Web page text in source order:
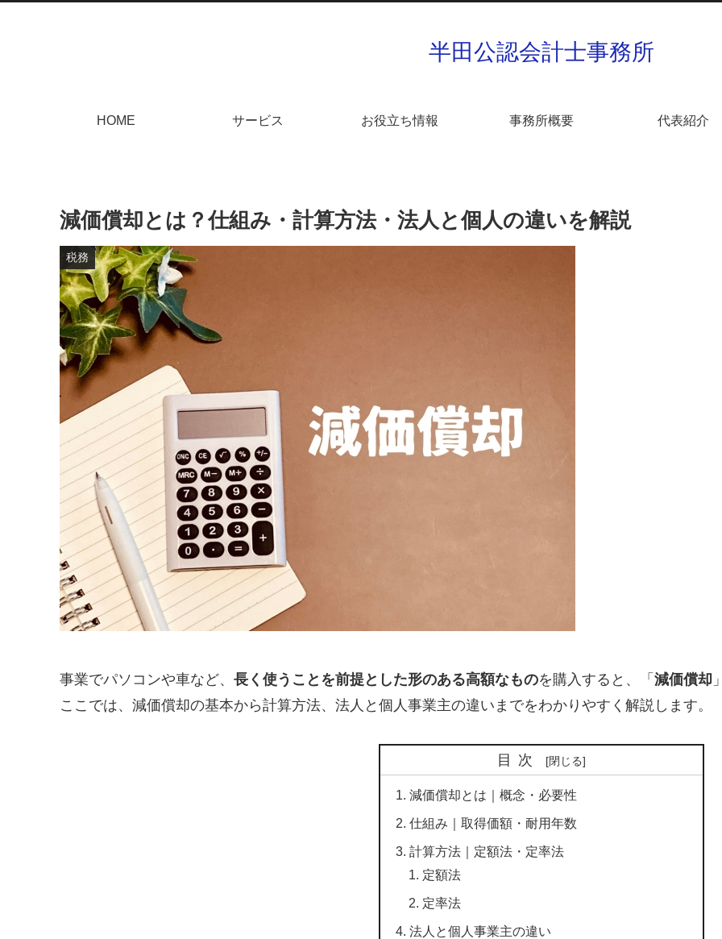
半田公認会計士事務所
HOME サービス お役立ち情報 事務所概要 代表紹介
減価償却とは？仕組み・計算方法・法人と個人の違いを解説
税務
事業でパソコンや車など、 長く使うことを前提とした形のある高額なものを購入すると、「 減価償却
ここでは、減価償却の基本から計算方法、法人と個人事業主の違いまでをわかりやすく解説します。
目次
減価償却とは｜概念・必要性
仕組み｜取得価額・耐用年数
計算方法｜定額法・定率法
定額法
定率法
法人と個人事業主の違い